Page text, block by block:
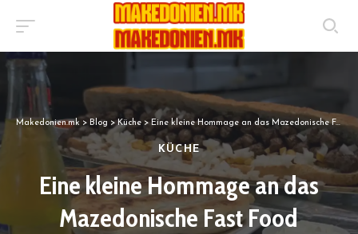
Makedonien.mk > Blog >Küche>Eine kleine Hommage an das Mazedonische Fast Food
KÜCHE
Eine kleine Hommage an das
Mazedonische Fast Food